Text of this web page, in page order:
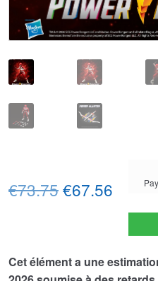
your
€73.75Le
était :
€67.56
prix
actuel
est :
Cet élément a une